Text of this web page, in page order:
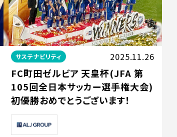
サステナビリティ 2025.11.26
FC町田ゼルビア 天皇杯(JFA 第
105回全日本サッカー選手権大会)
初優勝おめでとうございます！